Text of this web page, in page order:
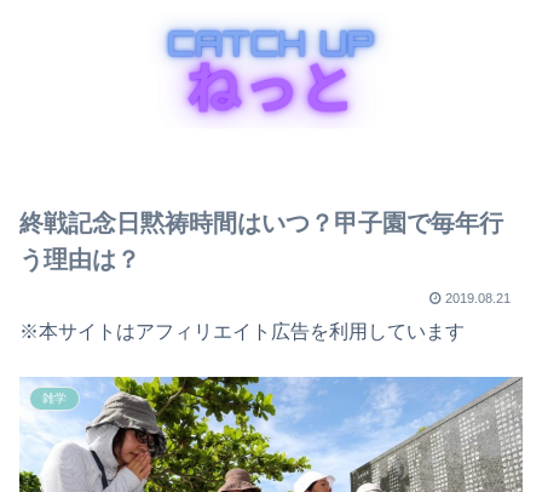
終戦記念日黙祷時間はいつ？甲子園で毎年行
う理由は？
2019.08.21
※本サイトはアフィリエイト広告を利用しています
雑学